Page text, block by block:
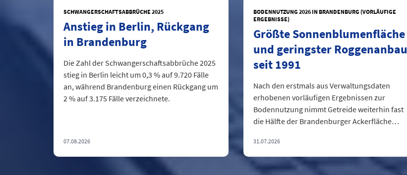
SCHWANGERSCHAFTSABBRÜCHE 2025
Anstieg in Berlin, Rückgang
in Brandenburg
Die Zahl der Schwangerschaftsabbrüche 2025
stieg in Berlin leicht um 0,3 % auf 9.720 Fälle
an, während Brandenburg einen Rückgang um
2 % auf 3.175 Fälle verzeichnete.
07.08.2026
BODENNUTZUNG 2026 IN BRANDENBURG (VORLÄUFIGE
ERGEBNISSE)
Größte Sonnenblumenfläche
und geringster Roggenanbau
seit 1991
Nach den erstmals aus Verwaltungsdaten
erhobenen vorläufigen Ergebnissen zur
Bodennutzung nimmt Getreide weiterhin fast
die Hälfte der Brandenburger Ackerfläche
31.07.2026